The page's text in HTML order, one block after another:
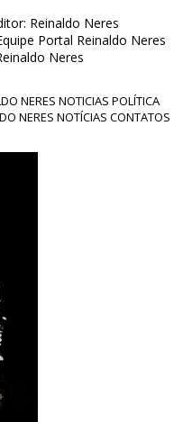
Reinaldo Neres
Portal Reinaldo Neres
Neres
NERES NOTICIAS POLÍTICA
NERES NOTÍCIAS CONTATOS